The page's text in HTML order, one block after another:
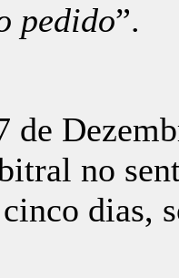
pedido”.
de
no
dias,